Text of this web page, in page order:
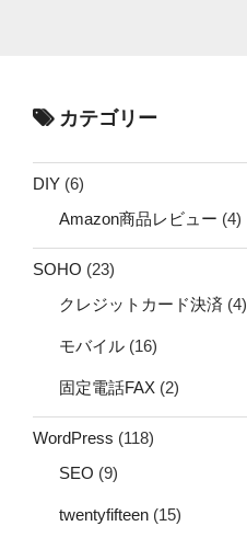
カテゴリー
DIY (6)
Amazon商品レビュー (4)
SOHO (23)
クレジットカード決済 (4)
モバイル (16)
固定電話FAX (2)
WordPress (118)
SEO (9)
twentyfifteen (15)